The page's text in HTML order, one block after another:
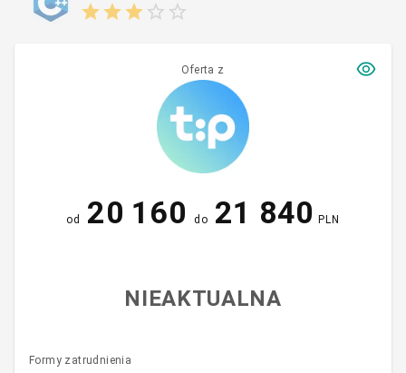
Oferta z
od 20 160 do 21 840 PLN
NIEAKTUALNA
Formy zatrudnienia